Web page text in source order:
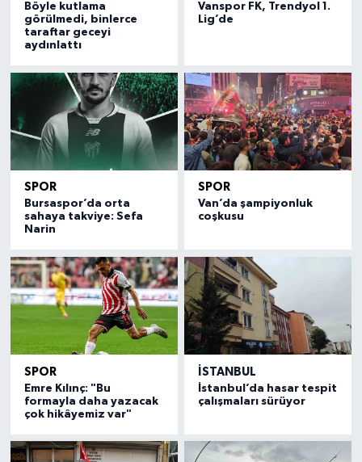
Böyle kutlama
görülmedi, binlerce
taraftar geceyi
aydınlattı
Vanspor FK, Trendyol 1.
Lig’de
SPOR
Bursaspor’da orta
sahaya takviye: Sefa
Narin
SPOR
Van’da şampiyonluk
coşkusu
SPOR
Emre Kılınç: "Bu
formayla daha yazacak
çok hikâyemiz var"
İSTANBUL
İstanbul’da hasar tespit
çalışmaları sürüyor